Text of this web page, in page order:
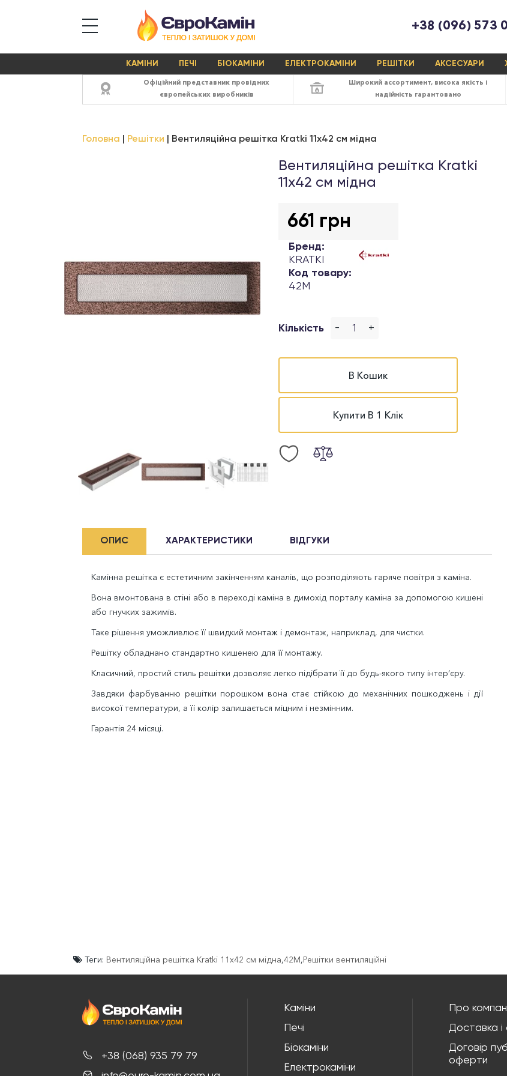
+38 (096) 573
КАМІНИ ПЕЧІ БІОКАМІНИ ЕЛЕКТРОКАМІНИ РЕШІТКИ АКСЕСУАРИ
Офіційний представник провідних
європейських виробників
Широкий ассортимент, висока якість і
надійність гарантовано
Головна Решітки Вентиляційна решітка Kratki 11х42 см мідна
Вентиляційна решітка Kratki
11х42 см мідна
661 грн
Бренд:
KRATKI
Код товару:
42M
Кількість - +
В Кошик
Купити В 1 Клік
ОПИС ХАРАКТЕРИСТИКИ ВІДГУКИ
Камінна решітка є естетичним закінченням каналів, що розподіляють гаряче повітря з каміна.
Вона вмонтована в стіні або в переході каміна в димохід порталу каміна за допомогою кишені
або гнучких зажимів.
Таке рішення уможливлює її швидкий монтаж і демонтаж, наприклад, для чистки.
Решітку обладнано стандартно кишенею для її монтажу.
Класичний, простий стиль решітки дозволяє легко підібрати її до будь-якого типу інтер’єру.
Завдяки фарбуванню решітки порошком вона стає стійкою до механічних пошкоджень і дії
високої температури, а її колір залишається міцним і незмінним.
Гарантія 24 місяці.
Теги: Вентиляційна решітка Kratki 11х42 см мідна,42M,Решітки вентиляційні
+38 (068) 935 79 79
Каміни
Печі
Біокаміни
Електрокаміни
Про
Доставка і
Договір
оферти